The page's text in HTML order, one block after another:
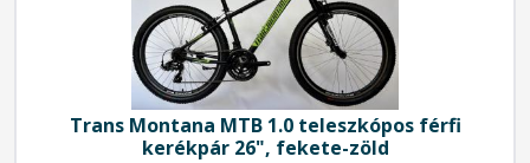
Trans Montana MTB 1.0 teleszkópos férfi
kerékpár 26", fekete-zöld